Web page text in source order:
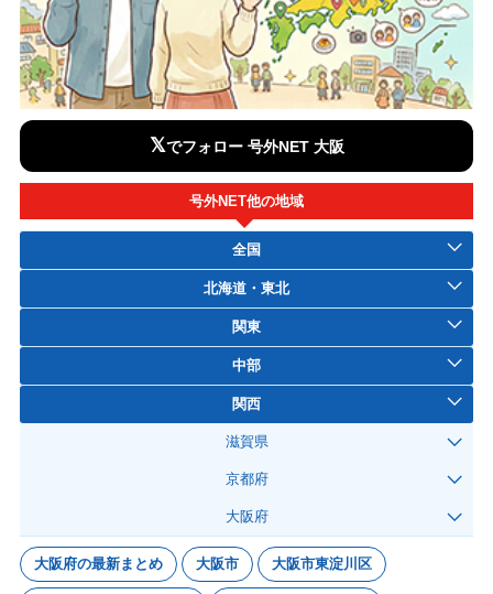
𝕏でフォロー 号外NET 大阪
号外NET他の地域
全国
北海道・東北
関東
中部
関西
滋賀県
京都府
大阪府
大阪府の最新まとめ 大阪市 大阪市東淀川区